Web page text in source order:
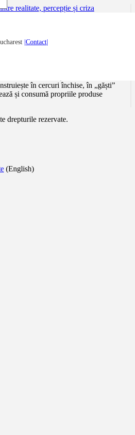
|Contact|
între realitate, percepție
culturale / RĂZVAN
în cercuri închise, în „găști”
și consumă propriile produse
drepturile rezervate.
(English)